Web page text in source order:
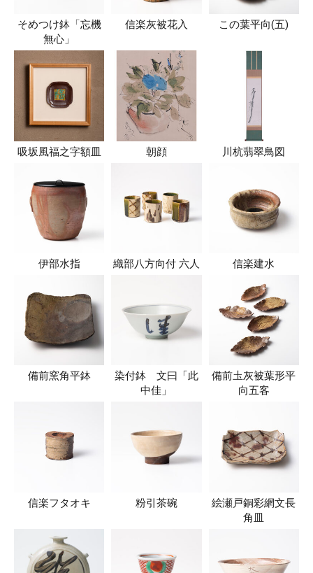
そめつけ鉢「忘機
無心」
信楽灰被花入 この葉平向(五)
吸坂風福之字額皿 朝顔 川杭翡翠鳥図
伊部水指 織部八方向付 六人 信楽建水
備前窯角平鉢
染付鉢 文曰「此
中佳」
備前圡灰被葉形平
向五客
信楽フタオキ 粉引茶碗
絵瀬戸銅彩網文長
角皿